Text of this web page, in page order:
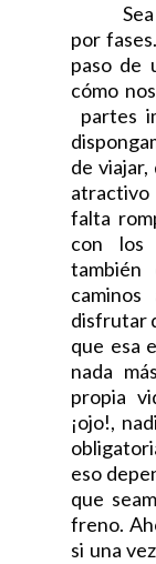
por
paso de
cómo
partes
de viajar,
falta
con los
disfrutar
que esa
nada
propia
¡ojo!,
eso
que
freno.
si una